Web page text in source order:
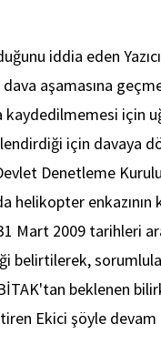
iddia eden
dava aşamasına
için
için davaya
Denetleme
helikopter
Mart 2009 tarihleri
beklenen
Ekici şöyle